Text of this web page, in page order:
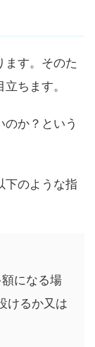
ます。そのた
ちます。
のか？という
下のような指
になる場
けるか又は